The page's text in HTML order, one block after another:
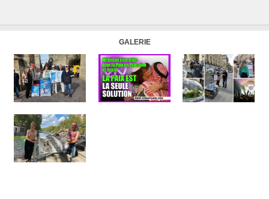
GALERIE